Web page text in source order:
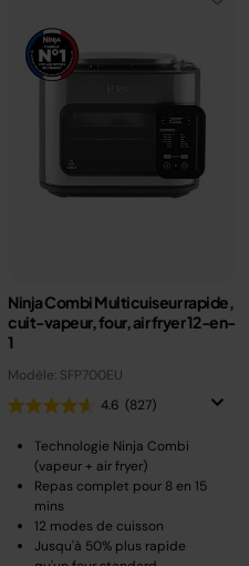
Ninja Combi Multicuiseur rapide,
cuit-vapeur, four, air fryer 12-en-
1
Modèle: SFP700EU
4.6 (827)
Technologie Ninja Combi
(vapeur + air fryer)
Repas complet pour 8 en 15
mins
12 modes de cuisson
Jusqu'à 50% plus rapide